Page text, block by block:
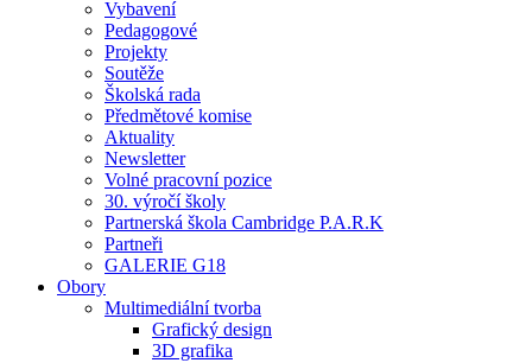
Vybavení
Pedagogové
Projekty
Soutěže
Školská rada
Předmětové komise
Aktuality
Newsletter
Volné pracovní pozice
30. výročí školy
Partnerská škola Cambridge P.A.R.K
Partneři
GALERIE G18
Obory
Multimediální tvorba
Grafický design
3D grafika